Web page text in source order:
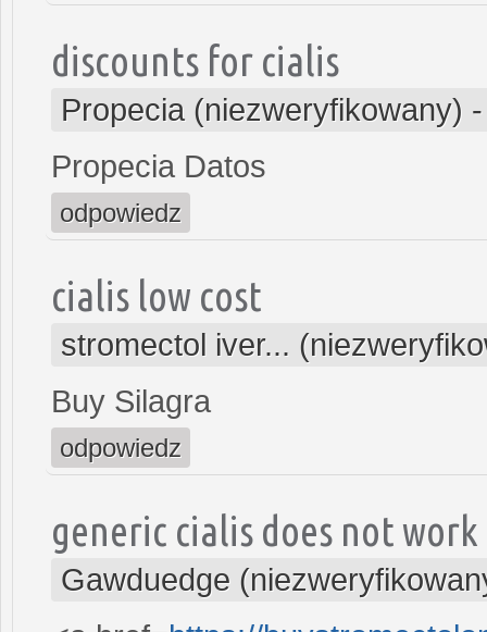
discounts for cialis
Propecia (niezweryfikowany)
Propecia Datos
odpowiedz
cialis low cost
stromectol iver...
Buy Silagra
odpowiedz
generic cialis does not work
Gawduedge